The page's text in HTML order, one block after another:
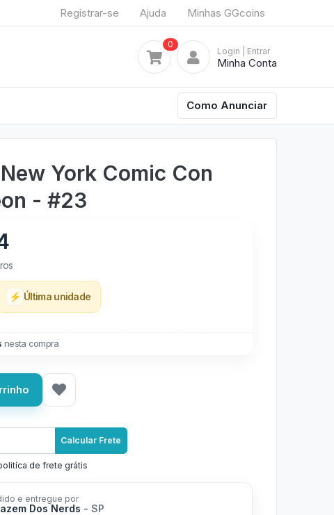
Registrar-se Ajuda Minhas GGcoins
0
Login | Entrar
Minha Conta
Como Anunciar
York Comic Con
- #23
⚡ Última unidade
nesta compra
Calcular Frete
de frete grátis
e entregue por
Dos Nerds - SP